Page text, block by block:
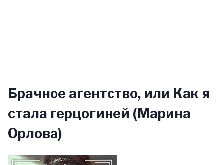
Брачное агентство, или Как я
стала герцогиней (Марина
Орлова)